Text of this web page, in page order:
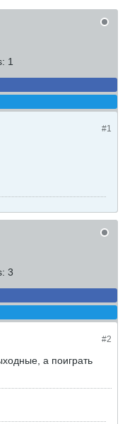
1
#1
3
#2
а поиграть